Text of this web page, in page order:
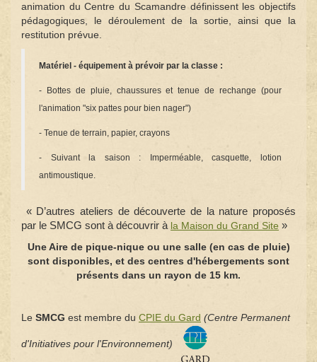
animation du Centre du Scamandre définissent les objectifs
pédagogiques, le déroulement de la sortie, ainsi que la
restitution prévue.
Matériel - équipement à prévoir par la classe :
- Bottes de pluie, chaussures et tenue de rechange (pour
l'animation "six pattes pour bien nager")
- Tenue de terrain, papier, crayons
- Suivant la saison : Imperméable, casquette, lotion
antimoustique.
« D’autres ateliers de découverte de la nature proposés
par le SMCG sont à découvrir à la Maison du Grand Site »
Une Aire de pique-nique ou une salle (en cas de pluie)
sont disponibles, et des centres d'hébergements sont
présents dans un rayon de 15 km.
Le SMCG est membre du CPIE du Gard (Centre Permanent
d'Initiatives pour l'Environnement)